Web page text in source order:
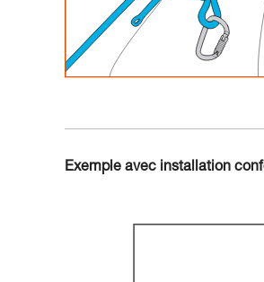
Exemple avec installation